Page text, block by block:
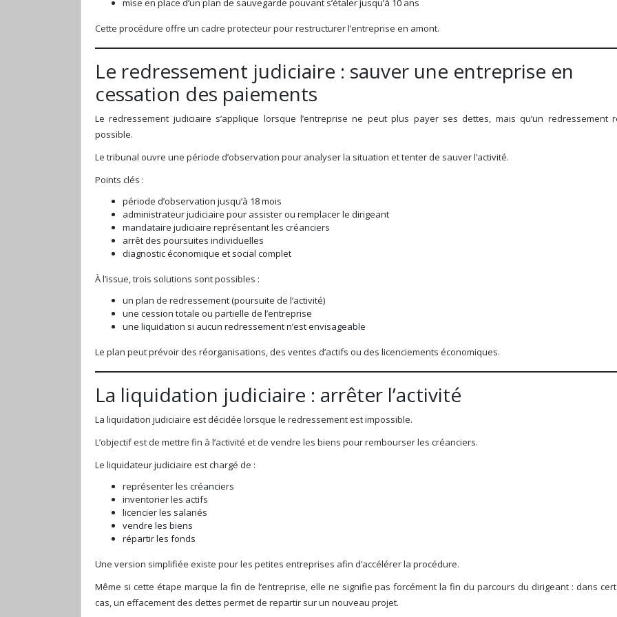
mise en place d’un plan de sauvegarde pouvant s’étaler jusqu’à 10 ans
Cette procédure offre un cadre protecteur pour restructurer l’entreprise en amont.
Le redressement judiciaire : sauver une entreprise en
cessation des paiements
Le redressement judiciaire s’applique lorsque l’entreprise ne peut plus payer ses dettes, mais qu’un redressement
possible.
Le tribunal ouvre une période d’observation pour analyser la situation et tenter de sauver l’activité.
Points clés :
période d’observation jusqu’à 18 mois
administrateur judiciaire pour assister ou remplacer le dirigeant
mandataire judiciaire représentant les créanciers
arrêt des poursuites individuelles
diagnostic économique et social complet
À l’issue, trois solutions sont possibles :
un plan de redressement (poursuite de l’activité)
une cession totale ou partielle de l’entreprise
une liquidation si aucun redressement n’est envisageable
Le plan peut prévoir des réorganisations, des ventes d’actifs ou des licenciements économiques.
La liquidation judiciaire : arrêter l’activité
La liquidation judiciaire est décidée lorsque le redressement est impossible.
L’objectif est de mettre fin à l’activité et de vendre les biens pour rembourser les créanciers.
Le liquidateur judiciaire est chargé de :
représenter les créanciers
inventorier les actifs
licencier les salariés
vendre les biens
répartir les fonds
Une version simplifiée existe pour les petites entreprises afin d’accélérer la procédure.
Même si cette étape marque la fin de l’entreprise, elle ne signifie pas forcément la fin du parcours du dirigeant : dans
cas, un effacement des dettes permet de repartir sur un nouveau projet.